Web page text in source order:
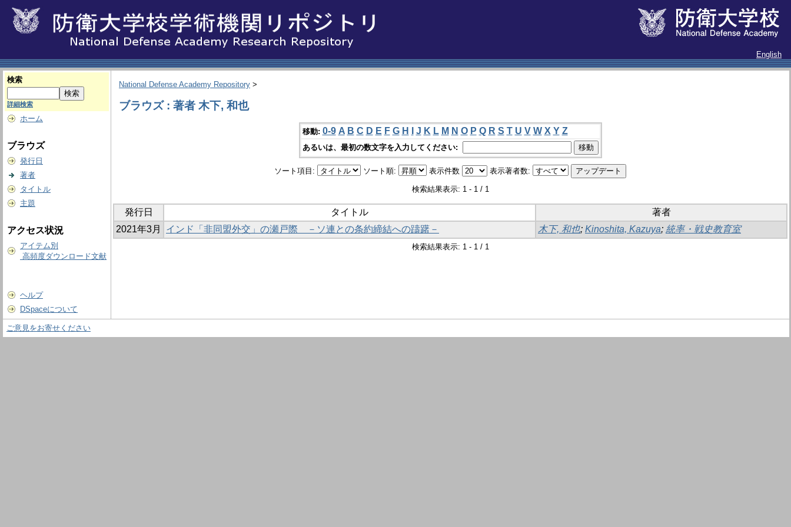
English
検索
詳細検索
ホーム
ブラウズ
発行日
著者
タイトル
主題
アクセス状況
アイテム別
高頻度ダウンロード文献
ヘルプ
DSpaceについて
National Defense Academy Repository >
ブラウズ : 著者 木下, 和也
移動: 0-9 A B C D E F G H J K L M N O P Q R S T U V W X Y Z
あるいは、最初の数文字を入力してください:
ソート項目: ソート順: 表示件数 表示著者数:
検索結果表示: 1 - 1 / 1
発行日 タイトル
著者
2021年3月
インド「非同盟外交」の瀬戸際 －ソ連との条約締結への躊躇－ 木下, 和也; Kinoshita, Kazuya; 統率・戦史教育室
検索結果表示: 1 - 1 / 1
ご意見をお寄せください